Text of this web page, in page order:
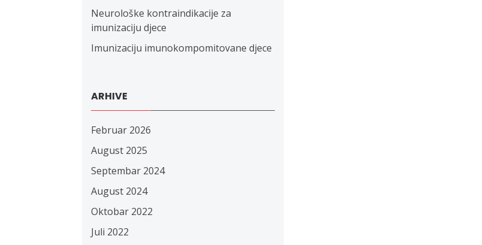
Neurološke kontraindikacije za
imunizaciju djece
Imunizaciju imunokompomitovane djece
ARHIVE
Februar 2026
August 2025
Septembar 2024
August 2024
Oktobar 2022
Juli 2022